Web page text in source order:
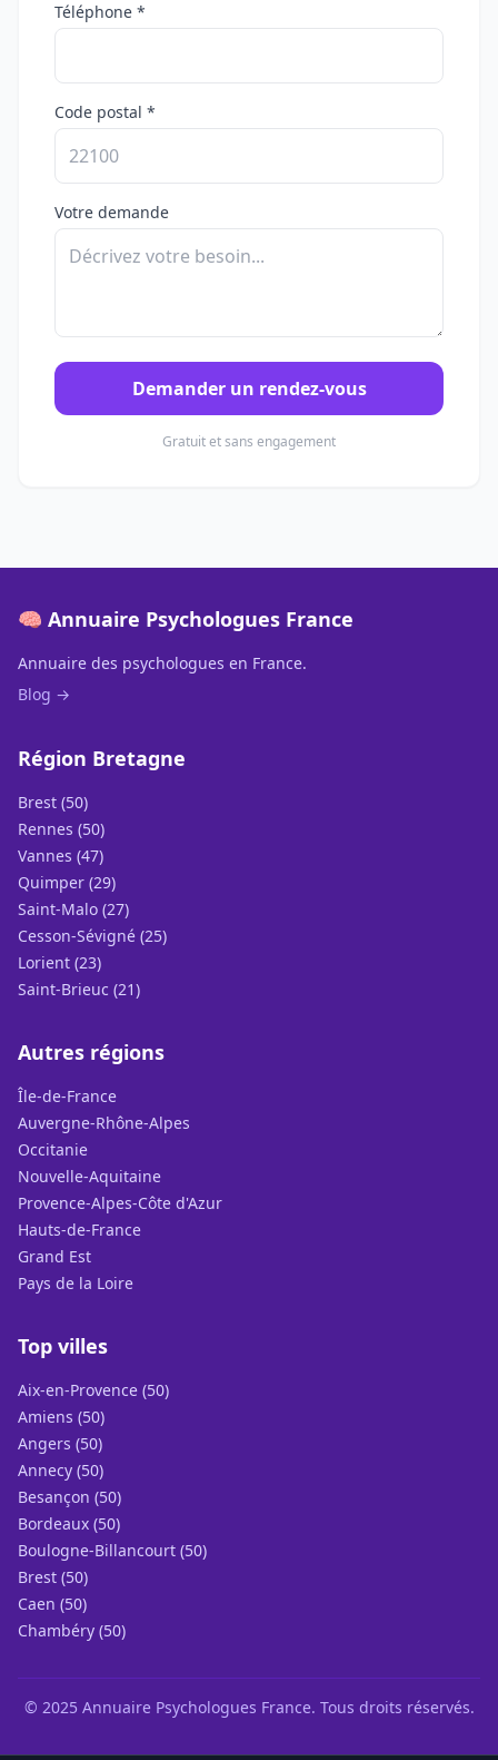
Téléphone *
Code postal *
Votre demande
Demander un rendez-vous
Gratuit et sans engagement
🧠 Annuaire Psychologues France
Annuaire des psychologues en France.
Blog →
Région Bretagne
Brest (50)
Rennes (50)
Vannes (47)
Quimper (29)
Saint-Malo (27)
Cesson-Sévigné (25)
Lorient (23)
Saint-Brieuc (21)
Autres régions
Île-de-France
Auvergne-Rhône-Alpes
Occitanie
Nouvelle-Aquitaine
Provence-Alpes-Côte d'Azur
Hauts-de-France
Grand Est
Pays de la Loire
Top villes
Aix-en-Provence (50)
Amiens (50)
Angers (50)
Annecy (50)
Besançon (50)
Bordeaux (50)
Boulogne-Billancourt (50)
Brest (50)
Caen (50)
Chambéry (50)
© 2025 Annuaire Psychologues France. Tous droits réservés.